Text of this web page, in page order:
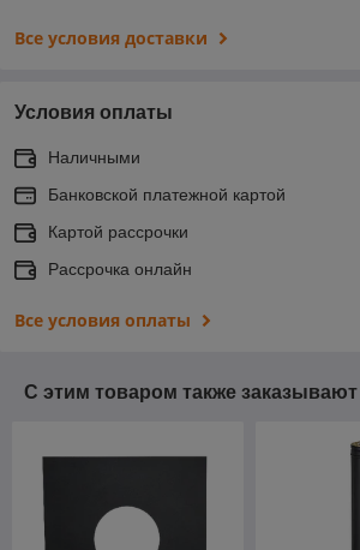
Все условия доставки
Условия оплаты
Наличными
Банковской платежной картой
Картой рассрочки
Рассрочка онлайн
Все условия оплаты
С этим товаром также заказывают